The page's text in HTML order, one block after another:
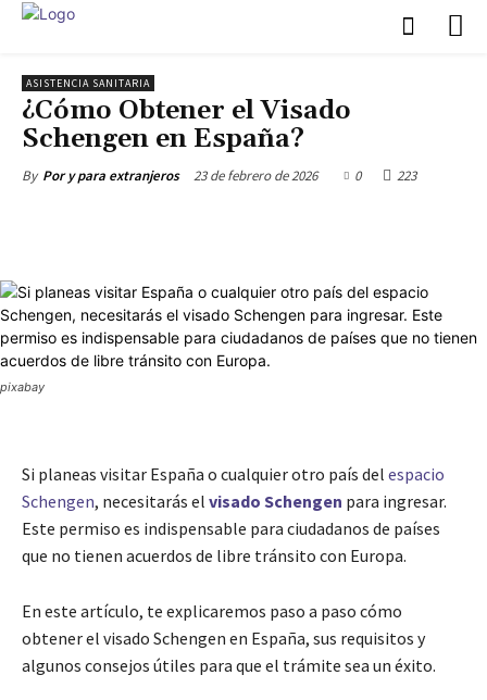
ASISTENCIA SANITARIA
¿Cómo Obtener el Visado
Schengen en España?
By Por y para extranjeros 23 de febrero de 2026 0 223
pixabay
Si planeas visitar España o cualquier otro país del espacio
Schengen, necesitarás el visado Schengen para ingresar.
Este permiso es indispensable para ciudadanos de países
que no tienen acuerdos de libre tránsito con Europa.
En este artículo, te explicaremos paso a paso cómo
obtener el visado Schengen en España, sus requisitos y
algunos consejos útiles para que el trámite sea un éxito.